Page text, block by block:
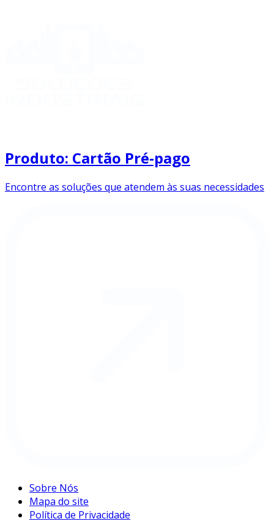
Produto: Cartão Pré-pago
Encontre as soluções que atendem às suas necessidades
Sobre Nós
Mapa do site
Política de Privacidade